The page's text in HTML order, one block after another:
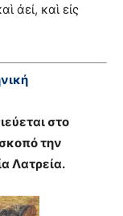
ἀεί, καὶ εἰς
στο
την
Λατρεία.